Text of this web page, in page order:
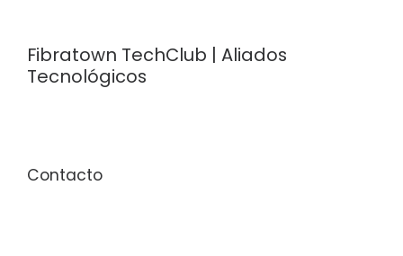
Fibratown TechClub | Aliados
Tecnológicos
Contacto